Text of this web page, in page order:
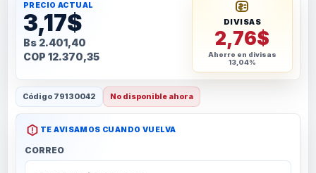
PRECIO ACTUAL
3,17$
Bs 2.401,40
COP 12.370,35
DIVISAS
2,76$
Ahorro en divisas
13,04%
Código 79130042 No disponible ahora
TE AVISAMOS CUANDO VUELVA
CORREO